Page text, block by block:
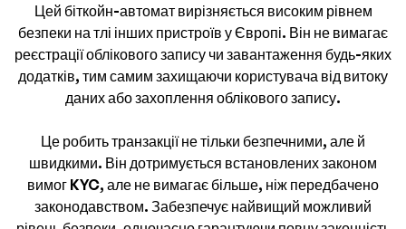
Цей біткойн-автомат вирізняється високим рівнем
безпеки на тлі інших пристроїв у Європі. Він не вимагає
реєстрації облікового запису чи завантаження будь-яких
додатків, тим самим захищаючи користувача від витоку
даних або захоплення облікового запису.
Це робить транзакції не тільки безпечними, але й
швидкими. Він дотримується встановлених законом
вимог KYC, але не вимагає більше, ніж передбачено
законодавством. Забезпечує найвищий можливий